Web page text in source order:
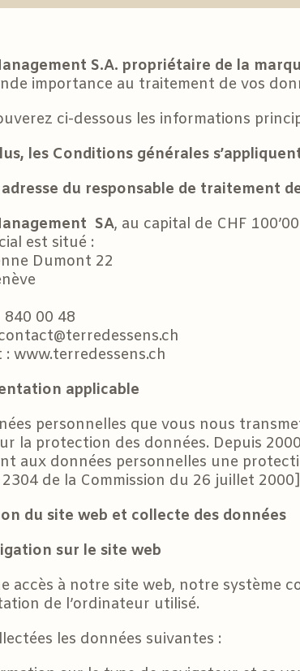
S.A. propriétaire de la
importance au traitement de vos
ci-dessous les informations
les Conditions générales
du responsable de traitement
SA, au capital de CHF
est situé :
Dumont 22
840 00 48
www.terredessens.ch
applicable
personnelles que vous nous
la protection des données. Depuis
aux données personnelles une
2304 de la Commission du 26 juillet
du site web et collecte des données
sur le site web
accès à notre site web, notre système
de l’ordinateur utilisé.
les données suivantes :